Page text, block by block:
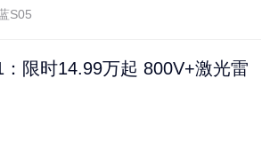
S05
限时14.99万起 800V+激光雷